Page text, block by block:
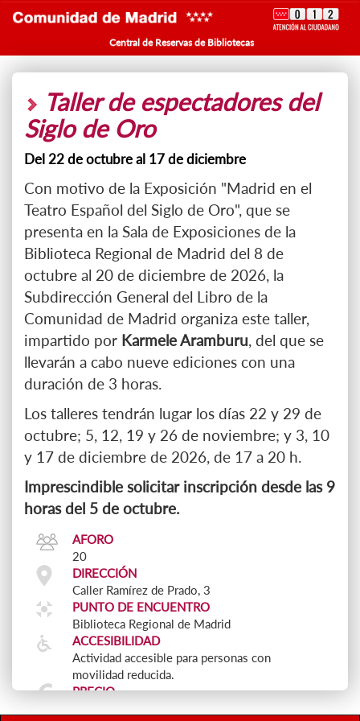
Central de Reservas de Bibliotecas
Taller de espectadores del
Siglo de Oro
Del 22 de octubre al 17 de diciembre
Con motivo de la Exposición "Madrid en el
Teatro Español del Siglo de Oro", que se
presenta en la Sala de Exposiciones de la
Biblioteca Regional de Madrid del 8 de
octubre al 20 de diciembre de 2026, la
Subdirección General del Libro de la
Comunidad de Madrid organiza este taller,
impartido por Karmele Aramburu, del que se
llevarán a cabo nueve ediciones con una
duración de 3 horas.
Los talleres tendrán lugar los días 22 y 29 de
octubre; 5, 12, 19 y 26 de noviembre; y 3, 10
y 17 de diciembre de 2026, de 17 a 20 h.
Imprescindible solicitar inscripción desde las 9
horas del 5 de octubre.
AFORO
20
DIRECCIÓN
Caller Ramírez de Prado, 3
PUNTO DE ENCUENTRO
Biblioteca Regional de Madrid
ACCESIBILIDAD
Actividad accesible para personas con
movilidad reducida.
PRECIO